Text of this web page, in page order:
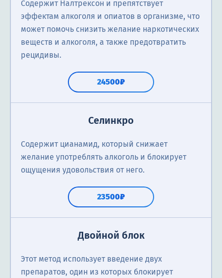
Содержит Налтрексон и препятствует
эффектам алкоголя и опиатов в организме, что
может помочь снизить желание наркотических
веществ и алкоголя, а также предотвратить
рецидивы.
24500₽
Селинкро
Содержит цианамид, который снижает
желание употреблять алкоголь и блокирует
ощущения удовольствия от него.
23500₽
Двойной блок
Этот метод использует введение двух
препаратов, один из которых блокирует